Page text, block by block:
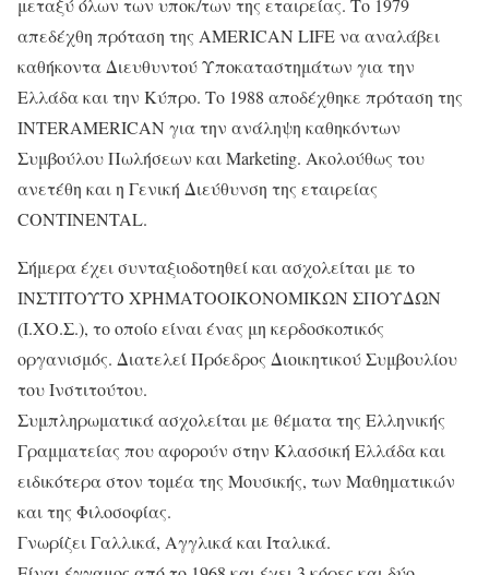
μεταξύ όλων των υποκ/των της εταιρείας. Το 1979
απεδέχθη πρόταση της AMERICAN LIFE να αναλάβει
καθήκοντα Διευθυντού Υποκαταστημάτων για την
Ελλάδα και την Κύπρο. Το 1988 αποδέχθηκε πρόταση της
INTERAMERICAN για την ανάληψη καθηκόντων
Συμβούλου Πωλήσεων και Marketing. Ακολούθως του
ανετέθη και η Γενική Διεύθυνση της εταιρείας
CONTINENTAL.
Σήμερα έχει συνταξιοδοτηθεί και ασχολείται με το
ΙΝΣΤΙΤΟΥΤΟ ΧΡΗΜΑΤΟΟΙΚΟΝΟΜΙΚΩΝ ΣΠΟΥΔΩΝ
(Ι.ΧΟ.Σ.), το οποίο είναι ένας μη κερδοσκοπικός
οργανισμός. Διατελεί Πρόεδρος Διοικητικού Συμβουλίου
του Ινστιτούτου.
Συμπληρωματικά ασχολείται με θέματα της Ελληνικής
Γραμματείας που αφορούν στην Κλασσική Ελλάδα και
ειδικότερα στον τομέα της Μουσικής, των Μαθηματικών
και της Φιλοσοφίας.
Γνωρίζει Γαλλικά, Αγγλικά και Ιταλικά.